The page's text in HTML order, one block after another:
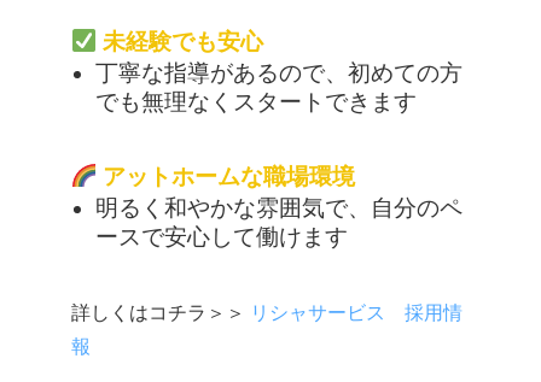
未経験でも安心
丁寧な指導があるので、初めての方
でも無理なくスタートできます
アットホームな職場環境
明るく和やかな雰囲気で、自分のペ
ースで安心して働けます
詳しくはコチラ＞＞
リシャサービス 採用情
報